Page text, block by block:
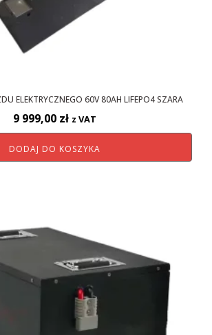
ELEKTRYCZNEGO 60V 80AH LIFEPO4 SZARA
9 999,00 zł z VAT
DODAJ DO KOSZYKA